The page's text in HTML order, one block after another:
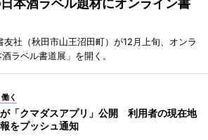
本酒ラベル題材にオンライン書
社（秋田市山王沼田町）が12月上旬、オンラ
ラベル書道展」を開く。
く
「クマダスアプリ」公開 利用者の現在地
をプッシュ通知